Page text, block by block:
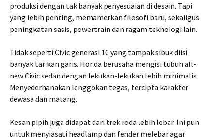
produksi dengan tak banyak penyesuaian di desain. Tapi
yang lebih penting, memamerkan filosofi baru, sekaligus
peningkatan sasis, powertrain dan ragam teknologi lain.
Tidak seperti Civic generasi 10 yang tampak sibuk diisi
banyak tarikan garis. Honda berusaha mengisi tubuh all-
new Civic sedan dengan lekukan-lekukan lebih minimalis.
Menyederhanakan lenggokan tegas, tercipta karakter
dewasa dan matang.
Kesan pipih juga didapat dari trek roda lebih lebar. Ini pun
untuk menyiasati headlamp dan fender melebar agar